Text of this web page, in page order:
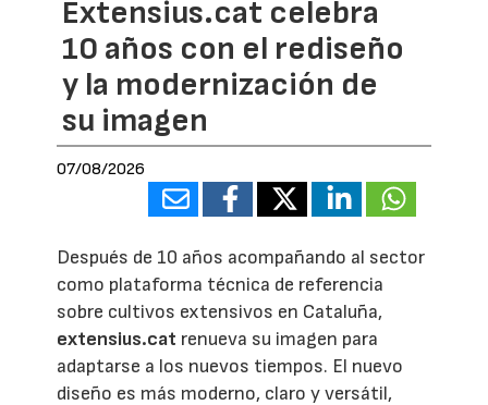
Extensius.cat celebra
10 años con el rediseño
y la modernización de
su imagen
07/08/2026
Después de 10 años acompañando al sector
como plataforma técnica de referencia
sobre cultivos extensivos en Cataluña,
extensius.cat renueva su imagen para
adaptarse a los nuevos tiempos. El nuevo
diseño es más moderno, claro y versátil,